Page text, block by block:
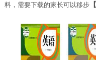
料，需要下载的家长可以移步【